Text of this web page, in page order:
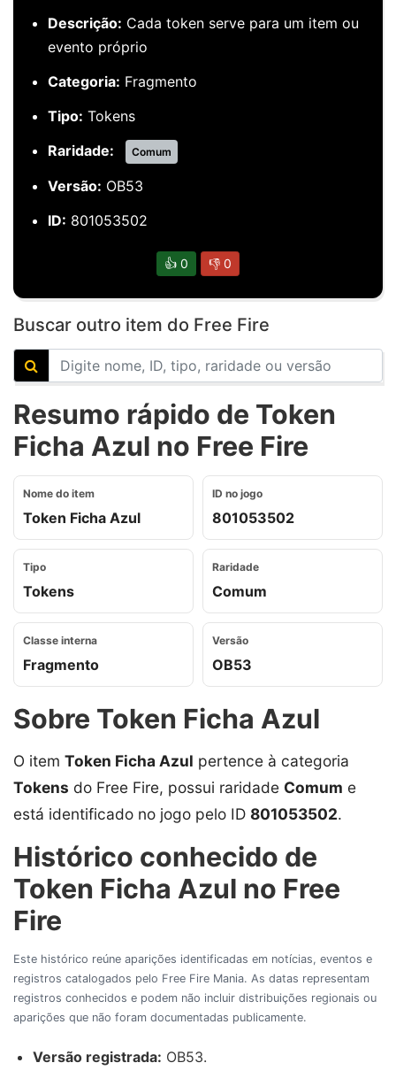
Descrição: Cada token serve para um item ou
evento próprio
Categoria: Fragmento
Tipo: Tokens
Raridade:
Comum
Versão: OB53
ID: 801053502
👍 0 👎 0
Buscar outro item do Free Fire
Resumo rápido de Token
Ficha Azul no Free Fire
Nome do item
Token Ficha Azul
ID no jogo
801053502
Tipo
Tokens
Raridade
Comum
Classe interna
Fragmento
Versão
OB53
Sobre Token Ficha Azul
O item Token Ficha Azul pertence à categoria
Tokens do Free Fire, possui raridade Comum e
está identificado no jogo pelo ID 801053502.
Histórico conhecido de
Token Ficha Azul no Free
Fire
Este histórico reúne aparições identificadas em notícias, eventos e
registros catalogados pelo Free Fire Mania. As datas representam
registros conhecidos e podem não incluir distribuições regionais ou
aparições que não foram documentadas publicamente.
Versão registrada: OB53.